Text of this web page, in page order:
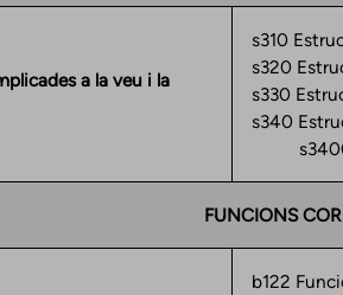
a la veu i la
s310
s320
s330
s340
s3400
FUNCIONS
b122